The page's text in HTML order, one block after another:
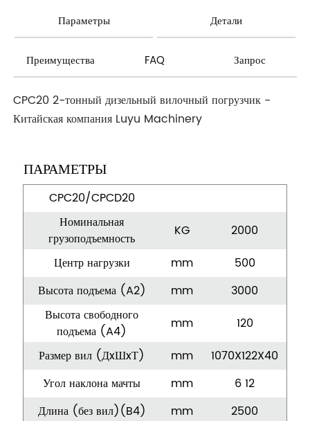
Параметры Детали
Преимущества FAQ Запрос
CPC20 2-тонный дизельный вилочный погрузчик -
Китайская компания Luyu Machinery
ПАРАМЕТРЫ
CPC20/CPCD20
Номинальная
грузоподъемность
KG
2000
Центр нагрузки
mm
500
Высота подъема (A2)
mm
3000
Высота свободного
подъема (A4)
mm
120
Размер вил (ДxШxТ)
mm
1070X122X40
Угол наклона мачты
mm
6 12
Длина (без вил)(B4)
mm
2500